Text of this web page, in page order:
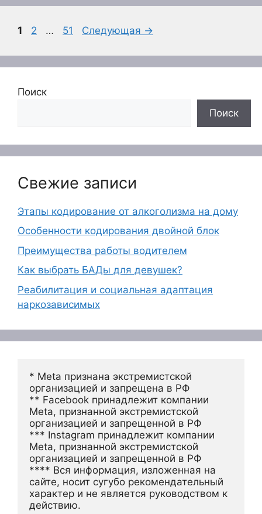
Страница
1 Страница
2 … Страница
51 Следующая →
Поиск
Поиск
Свежие записи
Этапы кодирование от алкоголизма на дому
Особенности кодирования двойной блок
Преимущества работы водителем
Как выбрать БАДы для девушек?
Реабилитация и социальная адаптация
наркозависимых
* Meta признана экстремистской
организацией и запрещена в РФ
** Facebook принадлежит компании
Meta, признанной экстремистской
организацией и запрещенной в РФ
*** Instagram принадлежит компании
Meta, признанной экстремистской
организацией и запрещенной в РФ
**** Вся информация, изложенная на
сайте, носит сугубо рекомендательный
характер и не является руководством к
действию.